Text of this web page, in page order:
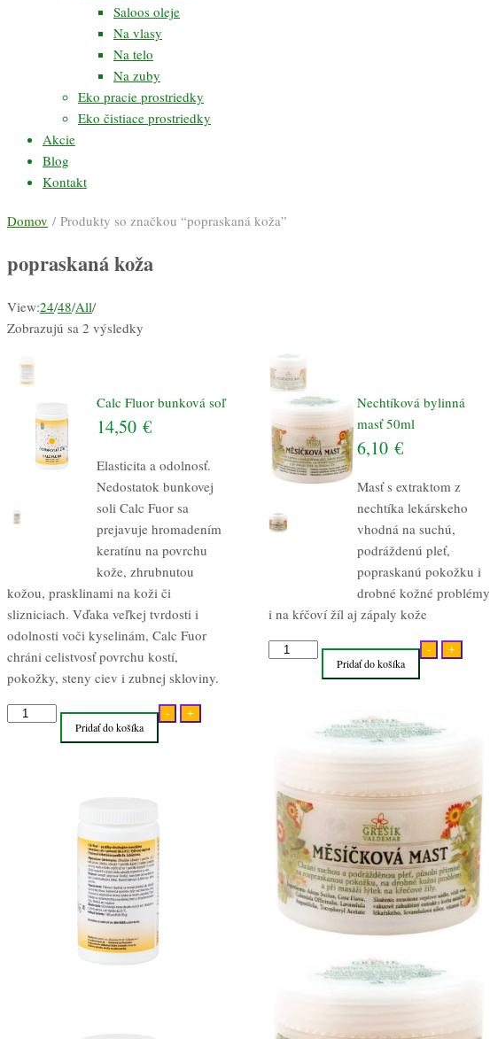
Saloos oleje
Na vlasy
Na telo
Na zuby
Eko pracie prostriedky
Eko čistiace prostriedky
Akcie
Blog
Kontakt
Domov / Produkty so značkou “popraskaná koža”
popraskaná koža
View:24/48/All/
Zobrazujú sa 2 výsledky
Calc Fluor bunková soľ
14,50 €
Elasticita a odolnosť.
Nedostatok bunkovej
soli Calc Fuor sa
prejavuje hromadením
keratínu na povrchu
kože, zhrubnutou
kožou, prasklinami na koži či
slizniciach. Vďaka veľkej tvrdosti i
odolnosti voči kyselinám, Calc Fuor
chráni celistvosť povrchu kostí,
pokožky, steny ciev i zubnej skloviny.
-
množstvo
+
Pridať do košíka
Nechtíková bylinná
masť 50ml
6,10€
Masť s extraktom z
nechtíka lekárskeho
vhodná na suchú,
podráždenú pleť,
popraskanú pokožku i
drobné kožné problémy
i na kŕčoví žíl aj zápaly kože
-
množstvo
+
Pridať do košíka